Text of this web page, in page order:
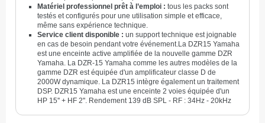
Matériel professionnel prêt à l’emploi : tous les packs sont
testés et configurés pour une utilisation simple et efficace,
même sans expérience technique.
Service client disponible : un support technique est joignable
en cas de besoin pendant votre événement.La DZR15 Yamaha
est une enceinte active amplifiée de la nouvelle gamme DZR
Yamaha. La DZR-15 Yamaha comme les autres modèles de la
gamme DZR est équipée d'un amplificateur classe D de
2000W dynamique. La DZR15 intègre également un traitement
DSP. DZR15 Yamaha est une enceinte 2 voies équipée d'un
HP 15'' + HF 2''. Rendement 139 dB SPL - RF : 34Hz - 20kHz